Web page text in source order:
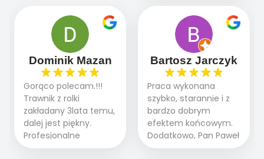
panowie wiedzą co
robią. Wszystko poszło
sprawnie i szybko.
Doradztwo w
pielęgnacji trawnika
teraz i na późniejszym
etapie jest dużym
plusem. Teraz razem
z dzieckiem i małym
pieskiem cieszymy się
pięknym trawnikiem :)
A trawa robi efekt
oczekiwaniami. Prace
przebiegały sprawnie
dzięki temu,że firma
działa kompleksowo :
ogrodnictwo,nawodnienie,
brukarstwo.Efekt
końcowy przerósł
nasze oczekiwania.
Polecamy tę firmę
wszystkim , którzy
marzą o pięknym
Dominik Mazan
Gorąco polecam.!!!
Trawnik z rolki
zakładany 3lata temu,
dalej jest piękny.
Profesjonalne
podejście do pracy,
Bartosz Jarczyk
Praca wykonana
szybko, starannie i z
bardzo dobrym
efektem końcowym.
Dodatkowo, Pan Paweł
chętnie udziela porad